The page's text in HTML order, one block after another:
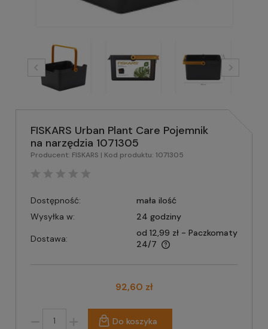
FISKARS Urban Plant Care Pojemnik
na narzędzia 1071305
Producent: FISKARS | Kod produktu: 1071305
Dostępność:
mała ilość
Wysyłka w:
24 godziny
Dostawa:
od 12,99 zł - Paczkomaty
24/7
92,60 zł
Do koszyka